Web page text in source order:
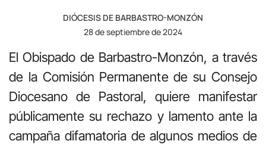
DIÓCESIS DE BARBASTRO-MONZÓN
28 de septiembre de 2024
El Obispado de Barbastro-Monzón, a través
de la Comisión Permanente de su Consejo
Diocesano de Pastoral, quiere manifestar
públicamente su rechazo y lamento ante la
campaña difamatoria de algunos medios de